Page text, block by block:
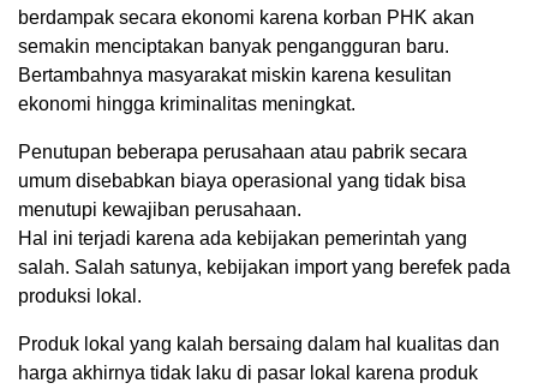
berdampak secara ekonomi karena korban PHK akan
semakin menciptakan banyak pengangguran baru.
Bertambahnya masyarakat miskin karena kesulitan
ekonomi hingga kriminalitas meningkat.
Penutupan beberapa perusahaan atau pabrik secara
umum disebabkan biaya operasional yang tidak bisa
menutupi kewajiban perusahaan.
Hal ini terjadi karena ada kebijakan pemerintah yang
salah. Salah satunya, kebijakan import yang berefek pada
produksi lokal.
Produk lokal yang kalah bersaing dalam hal kualitas dan
harga akhirnya tidak laku di pasar lokal karena produk